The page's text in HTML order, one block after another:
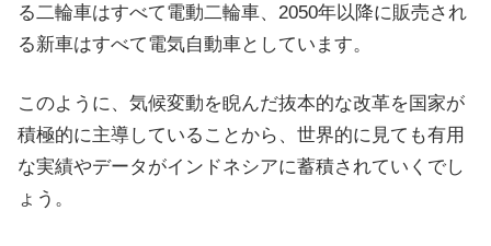
る二輪車はすべて電動二輪車、2050年以降に販売され
る新車はすべて電気自動車としています。
このように、気候変動を睨んだ抜本的な改革を国家が
積極的に主導していることから、世界的に見ても有用
な実績やデータがインドネシアに蓄積されていくでし
ょう。